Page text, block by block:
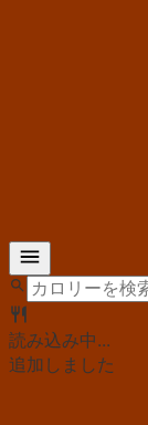
読み込み中...
追加しました